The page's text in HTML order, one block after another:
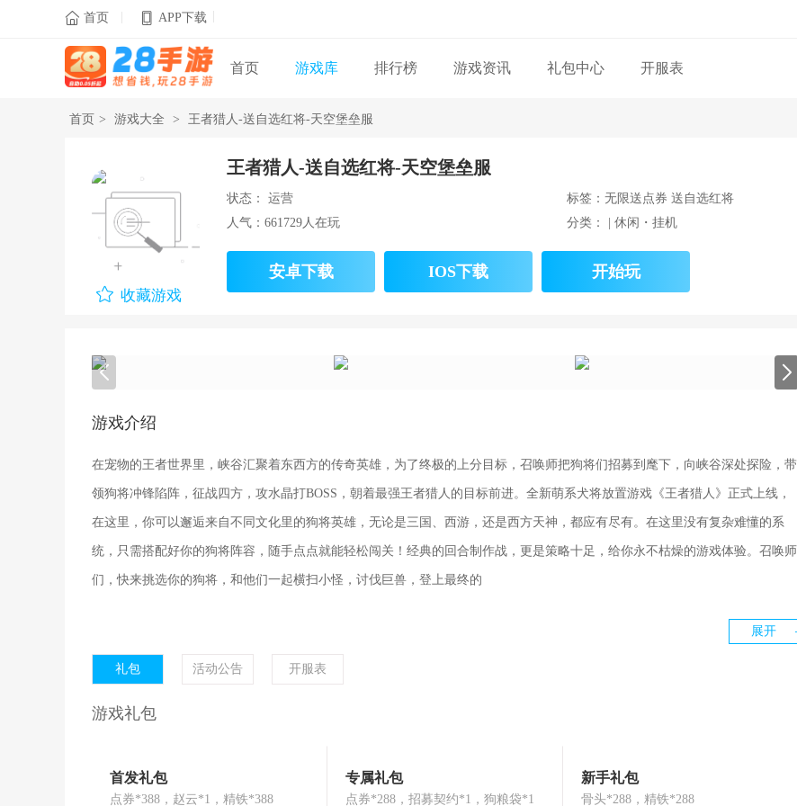
 首页 APP下载
首页 游戏库 排行榜 游戏资讯 礼包中心 开服表
首页 > 游戏大全 > 王者猎人-送自选红将-天空堡垒服
收藏游戏
王者猎人-送自选红将-天空堡垒服
状态： 运营 标签： 无限送点券 送自选红将
人气：661729人在玩
分类： | 休闲・挂机
安卓下载 IOS下载 开始玩
游戏介绍
在宠物的王者世界里，峡谷汇聚着东西方的传奇英雄，为了终极的上分目标，召唤师把狗将们招募到麾下，向峡谷深处探险，带
领狗将冲锋陷阵，征战四方，攻水晶打BOSS，朝着最强王者猎人的目标前进。全新萌系犬将放置游戏《王者猎人》正式上线，
在这里，你可以邂逅来自不同文化里的狗将英雄，无论是三国、西游，还是西方天神，都应有尽有。在这里没有复杂难懂的系
统，只需搭配好你的狗将阵容，随手点点就能轻松闯关！经典的回合制作战，更是策略十足，给你永不枯燥的游戏体验。召唤师
们，快来挑选你的狗将，和他们一起横扫小怪，讨伐巨兽，登上最终的
展开
礼包 活动公告 开服表
游戏礼包
首发礼包
点券*388，赵云*1，精铁*388
专属礼包
点券*288，招募契约*1，狗粮袋*1
新手礼包
骨头*288，精铁*288